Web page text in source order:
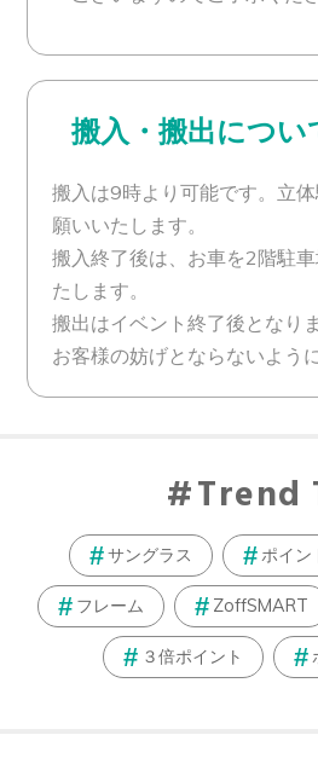
搬入・搬出につい
搬入は9時より可能です。立
願いいたします。
搬入終了後は、お車を2階駐
たします。
搬出はイベント終了後となりま
お客様の妨げとならないよう
Trend
サングラス ポイン
フレーム ZoffSMART
３倍ポイント